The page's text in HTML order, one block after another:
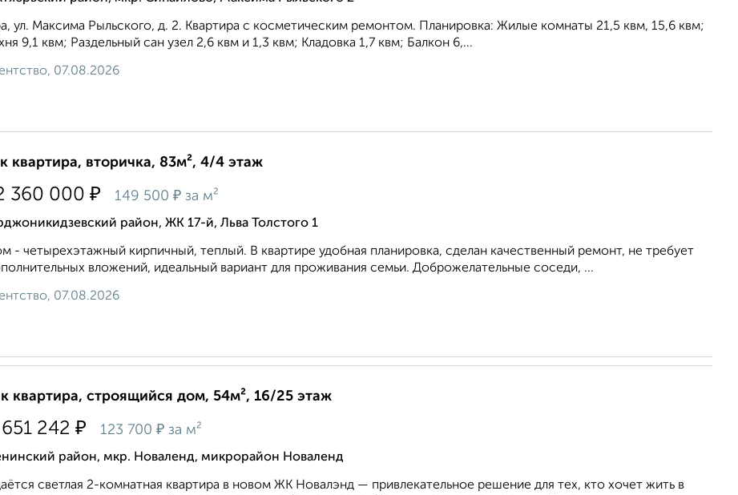
ул. Максима Рыльского, д. 2. Квартира с косметическим ремонтом. Планировка: Жилые комнаты 21,5 квм, 15,6 квм;
9,1 квм; Раздельный сан узел 2,6 квм и 1,3 квм; Кладовка 1,7 квм; Балкон 6,...
07.08.2026
квартира, вторичка, 83м², 4/4 этаж
360 000 ₽ 149 500 ₽ за м²
район, ЖК 17-й, Льва Толстого 1
- четырехэтажный кирпичный, теплый. В квартире удобная планировка, сделан качественный ремонт, не требует
вложений, идеальный вариант для проживания семьи. Доброжелательные соседи, ...
07.08.2026
квартира, строящийся дом, 54м², 16/25 этаж
242 ₽ 123 700 ₽ за м²
район, мкр. Новаленд, микрорайон Новаленд
светлая 2-комнатная квартира в новом ЖК Новалэнд — привлекательное решение для тех, кто хочет жить в